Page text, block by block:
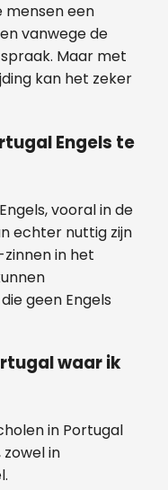
mensen een
vanwege de
Maar met
kan het zeker
Engels te
vooral in de
echter nuttig zijn
in het
geen Engels
waar ik
in Portugal
in